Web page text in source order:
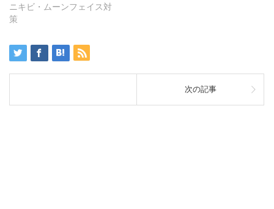
ニキビ・ムーンフェイス対
策
次の記事